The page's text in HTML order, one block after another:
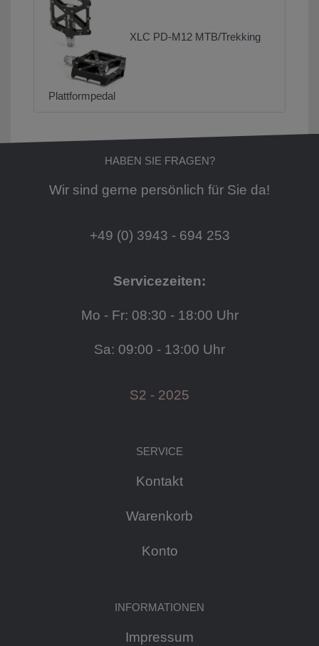
XLC PD-M12 MTB/Trekking
Plattformpedal
HABEN SIE FRAGEN?
Wir sind gerne persönlich für Sie da!
+49 (0) 3943 - 694 253
Servicezeiten:
Mo - Fr: 08:30 - 18:00 Uhr
Sa: 09:00 - 13:00 Uhr
S2 - 2025
SERVICE
Kontakt
Warenkorb
Konto
INFORMATIONEN
Impressum